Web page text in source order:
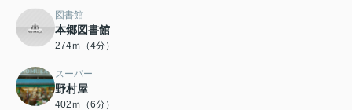
図書館
本郷図書館
274ｍ（4分）
スーパー
野村屋
402ｍ（6分）